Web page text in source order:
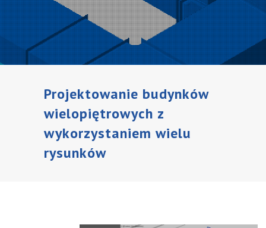
Projektowanie budynków
wielopiętrowych z
wykorzystaniem wielu
rysunków